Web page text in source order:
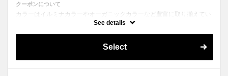
クーポンについて
カラーはイルミナカラーやオーガニックカラーなど豊富に取り揃えてい
デザインによってベストな選択をさせて頂きます。
See details
Select